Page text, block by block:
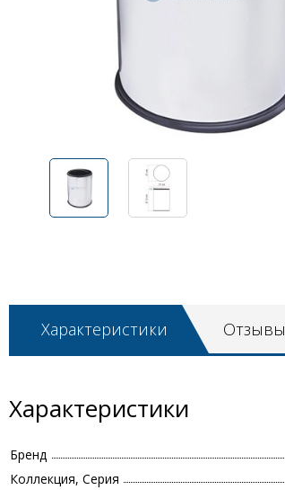
Характеристики Отзывы
Характеристики
Бренд
Коллекция, Серия